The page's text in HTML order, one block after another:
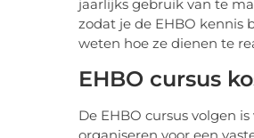
zodat je de EHBO kennis
weten hoe ze dienen te
EHBO cursus
De EHBO cursus volgen
organiseren voor een